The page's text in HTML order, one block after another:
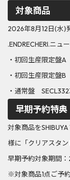
対象商品
2026年8月12日(水)
.ENDRECHERI.ニュ
・初回生産限定盤
・初回生産限定盤
・通常盤
早期予約特典
対象商品を
様に「クリアスタ
早期予約対象期間
※対象商品1点ご予